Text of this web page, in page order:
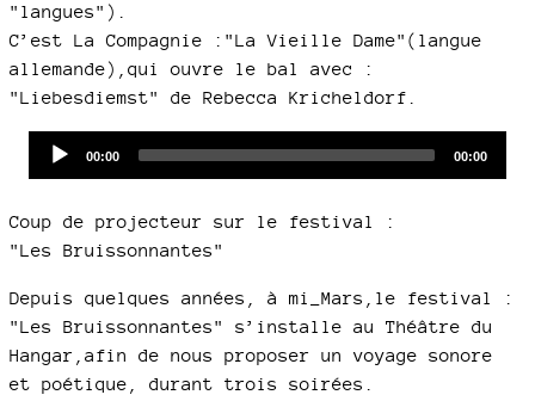
"langues").
C’est La Compagnie :"La Vieille Dame"(langue
allemande),qui ouvre le bal avec :
"Liebesdiemst" de Rebecca Kricheldorf.
Current
00:00
Total
00:00
Coup de projecteur sur le festival :
"Les Bruissonnantes"
Depuis quelques années, à mi_Mars,le festival :
"Les Bruissonnantes" s’installe au Théâtre du
Hangar,afin de nous proposer un voyage sonore
et poétique, durant trois soirées.